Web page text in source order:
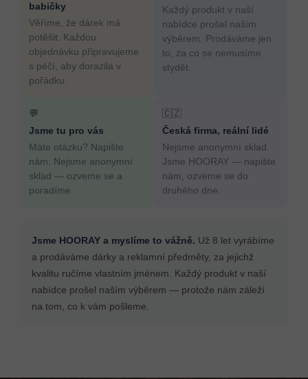
babičky
Věříme, že dárek má
potěšit. Každou
objednávku připravujeme
s péčí, aby dorazila v
pořádku.
Každý produkt v naší
nabídce prošel naším
výběrem. Prodáváme jen
to, za co se nemusíme
stydět.
💬
Jsme tu pro vás
Máte otázku? Napište
nám. Nejsme anonymní
sklad — ozveme se a
poradíme.
🇨🇿
Česká firma, reální lidé
Nejsme anonymní sklad.
Jsme HOORAY — napište
nám, ozveme se do
druhého dne.
Jsme HOORAY a myslíme to vážně. Už 8 let vyrábíme
a prodáváme dárky a reklamní předměty, za jejichž
kvalitu ručíme vlastním jménem. Každý produkt v naší
nabídce prošel naším výběrem — protože nám záleží
na tom, co k vám pošleme.